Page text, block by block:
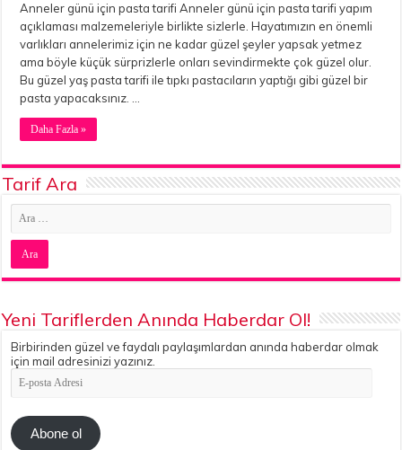
Anneler günü için pasta tarifi Anneler günü için pasta tarifi yapım
açıklaması malzemeleriyle birlikte sizlerle. Hayatımızın en önemli
varlıkları annelerimiz için ne kadar güzel şeyler yapsak yetmez
ama böyle küçük sürprizlerle onları sevindirmekte çok güzel olur.
Bu güzel yaş pasta tarifi ile tıpkı pastacıların yaptığı gibi güzel bir
pasta yapacaksınız. …
Daha Fazla »
Tarif Ara
Yeni Tariflerden Anında Haberdar Ol!
Birbirinden güzel ve faydalı paylaşımlardan anında haberdar olmak
için mail adresinizi yazınız.
E-
posta
Abone ol